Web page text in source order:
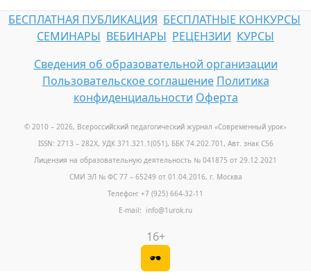
БЕСПЛАТНАЯ ПУБЛИКАЦИЯ БЕСПЛАТНЫЕ КОНКУРСЫ
СЕМИНАРЫ ВЕБИНАРЫ РЕЦЕНЗИИ КУРСЫ
Сведения об образовательной организации
Пользовательское соглашение Политика
конфиденциальности Оферта
© 2010 – 2026, Всероссийский педагогический журнал «Современный урок»
ISSN: 2713 – 282X, УДК 371.321.1(051), ББК 74.202.701, Авт. знак С56
Лицензия на образовательную деятельность № 041875 от 29.12.2021
СМИ ЭЛ № ФС 77 – 65249 от 01.04.2016, г. Москва
Телефон: +7 (925) 664-32-11
E-mail: info@1urok.ru
16+